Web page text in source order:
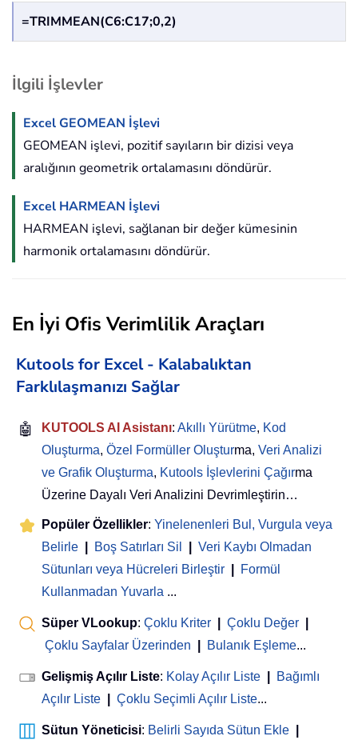
=TRIMMEAN(C6:C17;0,2)
İlgili İşlevler
Excel GEOMEAN İşlevi
GEOMEAN işlevi, pozitif sayıların bir dizisi veya
aralığının geometrik ortalamasını döndürür.
Excel HARMEAN İşlevi
HARMEAN işlevi, sağlanan bir değer kümesinin
harmonik ortalamasını döndürür.
En İyi Ofis Verimlilik Araçları
Kutools for Excel - Kalabalıktan
Farklılaşmanızı Sağlar
🤖 KUTOOLS AI Asistanı: Akıllı Yürütme, Kod
Oluşturma, Özel Formüller Oluşturma, Veri Analizi
ve Grafik Oluşturma, Kutools İşlevlerini Çağırma
Üzerine Dayalı Veri Analizini Devrimleştirin…
Popüler Özellikler: Yinelenenleri Bul, Vurgula veya
Belirle
Boş Satırları Sil
Veri Kaybı Olmadan
Sütunları veya Hücreleri Birleştir
Formül
Kullanmadan Yuvarla ...
Süper VLookup: Çoklu Kriter Çoklu Değer
Çoklu Sayfalar Üzerinden
Bulanık Eşleme...
Gelişmiş Açılır Liste: Kolay Açılır Liste
Bağımlı
Açılır Liste
Çoklu Seçimli Açılır Liste...
Sütun Yöneticisi: Belirli Sayıda Sütun Ekle